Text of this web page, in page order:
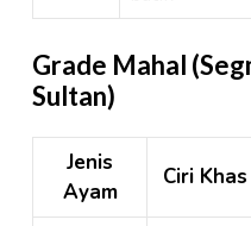
Grade Mahal
Sultan)
Jenis
Ayam
Ciri Khas